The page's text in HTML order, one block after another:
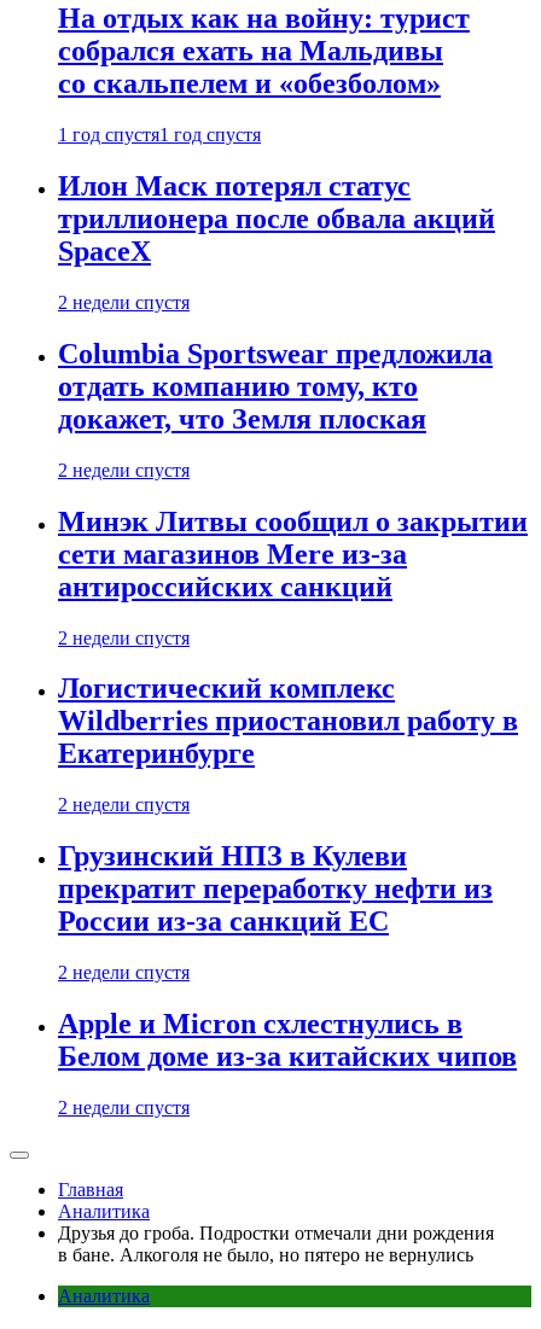
На отдых как на войну: турист
собрался ехать на Мальдивы
со скальпелем и «обезболом»
1 год спустя1 год спустя
Илон Маск потерял статус
триллионера после обвала акций
SpaceX
2 недели спустя
Columbia Sportswear предложила
отдать компанию тому, кто
докажет, что Земля плоская
2 недели спустя
Минэк Литвы сообщил о закрытии
сети магазинов Mere из-за
антироссийских санкций
2 недели спустя
Логистический комплекс
Wildberries приостановил работу в
Екатеринбурге
2 недели спустя
Грузинский НПЗ в Кулеви
прекратит переработку нефти из
России из-за санкций ЕС
2 недели спустя
Apple и Micron схлестнулись в
Белом доме из-за китайских чипов
2 недели спустя
Главная
Аналитика
Друзья до гроба. Подростки отмечали дни рождения
в бане. Алкоголя не было, но пятеро не вернулись
Аналитика